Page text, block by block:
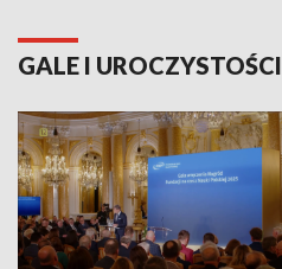
GALE I UROCZYSTOŚCI